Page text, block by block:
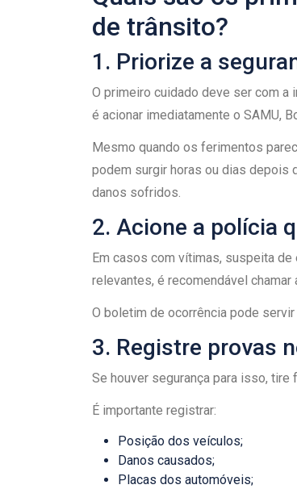
de trânsito?
1. Priorize a
O primeiro cuidado deve ser com
é acionar imediatamente o SAMU,
Mesmo quando os ferimentos
podem surgir horas ou dias depois
danos sofridos.
2. Acione a polícia
Em casos com vítimas, suspeita
relevantes, é recomendável chamar
O boletim de ocorrência pode
3. Registre provas
Se houver segurança para isso,
É importante registrar:
Posição dos veículos;
Danos causados;
Placas dos automóveis;